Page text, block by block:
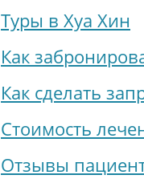
Туры в Хуа Хин
Как
Как сделать
Cтоимость
Отзывы